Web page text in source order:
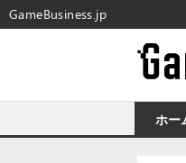
ホー
GameBusiness.jp